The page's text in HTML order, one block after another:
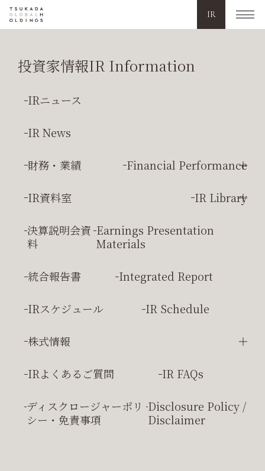
IR
トップメッセージ
幸せがあふれる 心豊かな社会へ”
ハウスウエディング』施設を開設したことに始まります。新郎新
から親御様から疑念の言葉を頂くこともありました。それでも、
当日の結婚式では会う人皆様から喜びの言葉を頂いたのを今でも
お客様にご利用いただけるよう、エリア展開を強化してきまし
た。さらに、ホテルウエディングや海外・リゾート、家族挙式・
投資家情報IR Information
IRニュース
IR News
財務・業績 Financial Performance
連結経営成績
Consolidated Results
キャッシュフロー状
IR資料室 IR Library
決算短信Earnings Report
有価証券報告書Annual Securities Report
臨時報告書
Extraordinay Report
決算説明会資
料
Earnings Presentation
Materials
統合報告書 Integrated Report
IRスケジュール IR Schedule
株式情報
株主総会
IRよくあるご質問 IR FAQs
ディスクロージャーポリ
シー・ 免責事項
Disclosure Policy /
Disclaimer